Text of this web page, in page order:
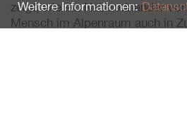
zeigt, wie ein Nebeneinander
Mensch im Alpenraum auch in
Weitere Informationen: